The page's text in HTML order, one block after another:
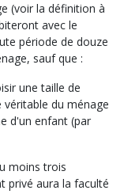
(voir la définition à
avec le
période de douze
sauf que :
une taille de
du ménage
d'un enfant (par
moins trois
privé aura la faculté